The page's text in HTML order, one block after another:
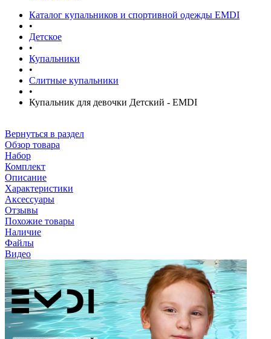
Каталог купальников и спортивной одежды EMDI
•
Детское
•
Купальники
•
Слитные купальники
•
Купальник для девочки Детский - EMDI
Вернуться в раздел
Обзор товара
Набор
Комплект
Описание
Характеристики
Аксессуары
Отзывы
Похожие товары
Наличие
Файлы
Видео